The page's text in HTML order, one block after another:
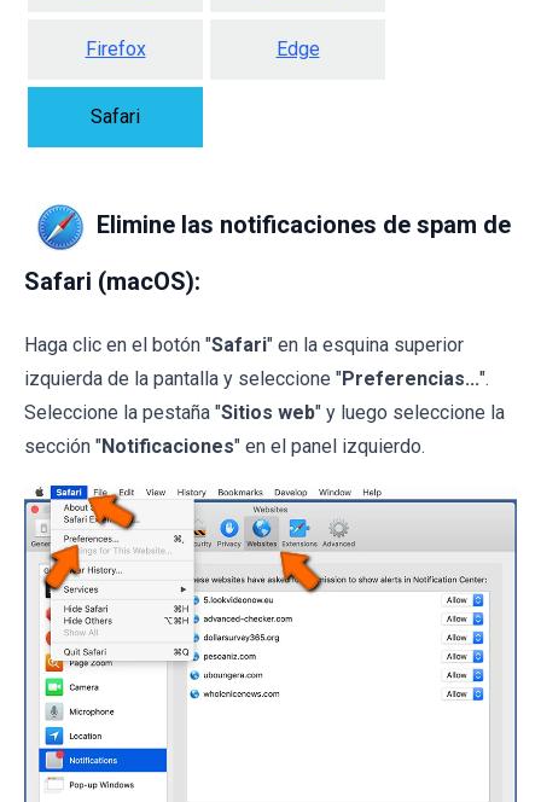
Firefox Edge
Safari
Elimine las notificaciones de spam de
Safari (macOS):
Haga clic en el botón "Safari" en la esquina superior
izquierda de la pantalla y seleccione "Preferencias...".
Seleccione la pestaña "Sitios web" y luego seleccione la
sección "Notificaciones" en el panel izquierdo.